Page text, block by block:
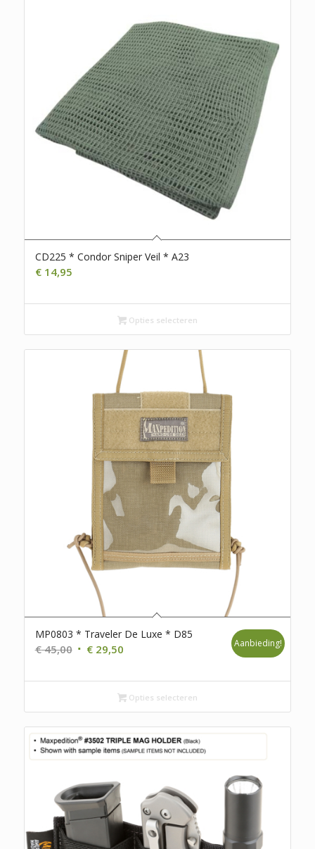
CD225 * Condor Sniper Veil * A23
€14,95
Opties selecteren
MP0803 * Traveler De Luxe * D85
€45,00 Oorspronkelijke
was:
€29,50Huidige
is:
€ 29,50.
Aanbieding!
Opties selecteren